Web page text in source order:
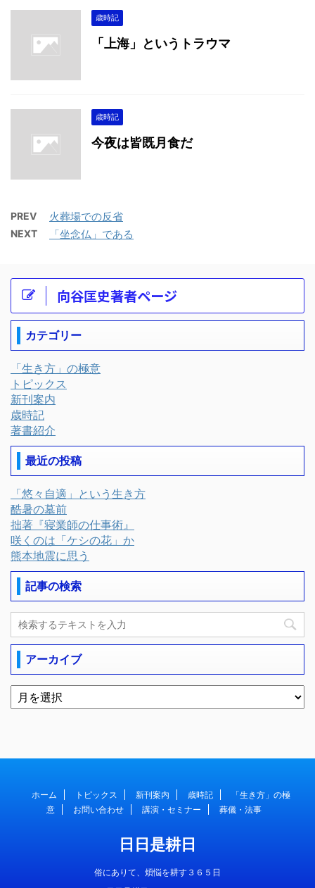
歳時記
「上海」というトラウマ
歳時記
今夜は皆既月食だ
PREV 火葬場での反省
NEXT 「坐念仏」である
向谷匡史著者ページ
カテゴリー
「生き方」の極意
トピックス
新刊案内
歳時記
著書紹介
最近の投稿
「悠々自適」という生き方
酷暑の墓前
拙著『寝業師の仕事術』
咲くのは「ケシの花」か
熊本地震に思う
記事の検索
アーカイブ
ホーム トピックス 新刊案内 歳時記
「生き方」の極
意
お問い合わせ 講演・セミナー 葬儀・法事
日日是耕日
俗にありて、煩悩を耕す３６５日